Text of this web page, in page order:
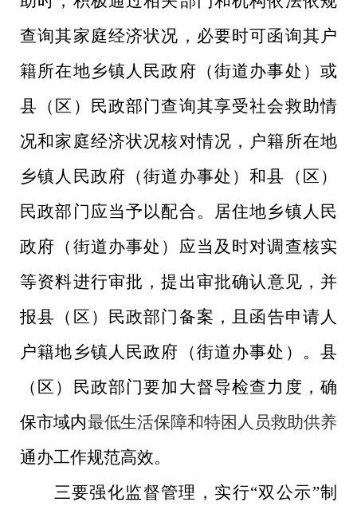
查询其家庭经济状况，必要时可函询其户
籍所在地乡镇人民政府（街道办事处） 或
县（区） 民政部门查询其享受社会救助情
况和家庭经济状况核对情况，户籍所在地
乡镇人民政府（街道办事处）和县（区）
民政部门应当予以配合。居住地乡镇人民
政府（街道办事处）应当及时对调查核实
等资料进行审批 ，提出审批确认意见 ， 并
报县（区）民政部门备案，且函告申请人
户籍地乡镇人民政府（街道办事处）。县
（区）民政部门要加大督导检查力度，确
保市域内最低生活保障和特困人员救助供养
通办工作规范高效。
三要强化监督管理， 实行“双公示”制